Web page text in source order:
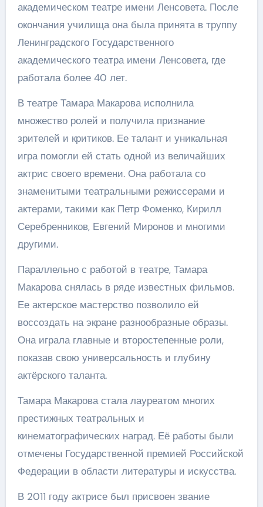
академическом театре имени Ленсовета. После
окончания училища она была принята в труппу
Ленинградского Государственного
академического театра имени Ленсовета, где
работала более 40 лет.
В театре Тамара Макарова исполнила
множество ролей и получила признание
зрителей и критиков. Ее талант и уникальная
игра помогли ей стать одной из величайших
актрис своего времени. Она работала со
знаменитыми театральными режиссерами и
актерами, такими как Петр Фоменко, Кирилл
Серебренников, Евгений Миронов и многими
другими.
Параллельно с работой в театре, Тамара
Макарова снялась в ряде известных фильмов.
Ее актерское мастерство позволило ей
воссоздать на экране разнообразные образы.
Она играла главные и второстепенные роли,
показав свою универсальность и глубину
актёрского таланта.
Тамара Макарова стала лауреатом многих
престижных театральных и
кинематографических наград. Её работы были
отмечены Государственной премией Российской
Федерации в области литературы и искусства.
В 2011 году актрисе был присвоен звание